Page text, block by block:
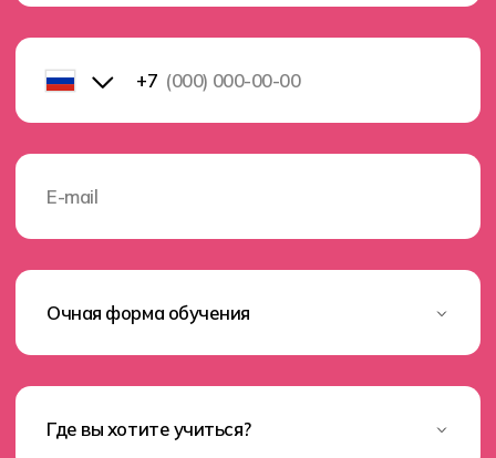
(c) 2023 Автономная некоммерческая
«Хекслет колледж» в партнерстве собразовательной
международным холдингом Эдутех групп